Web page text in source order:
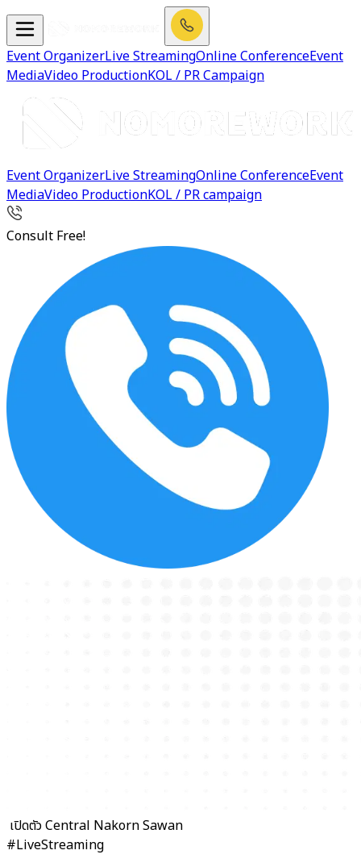
Event OrganizerLive StreamingOnline ConferenceEvent
MediaVideo ProductionKOL / PR Campaign
Event OrganizerLive StreamingOnline ConferenceEvent
MediaVideo ProductionKOL / PR campaign
Consult Free!
​ เปิดตัว Central Nakorn Sawan
#LiveStreaming